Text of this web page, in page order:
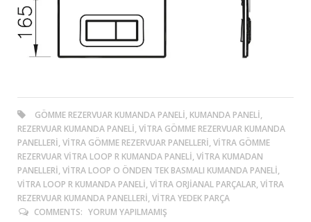
GÖMME REZERVUAR KUMANDA PANELI, KUMANDA PANELI,
REZERVUAR KUMANDA PANELI, VITRA GÖMME REZERVUAR KUMANDA
PANELLERI, VITRA GÖMME REZERVUAR PANELLERI, VITRA GÖMME
REZERVUAR VITRA LOOP R KUMANDA PANELI, VITRA KUMADAN
PANELLERI, VITRA LOOP O ÖNDEN TEK BASMALI KUMANDA PANELI,
VITRA LOOP R KUMANDA PANELI, VITRA ORJIANAL PARÇALAR, VITRA
REZERVUAR KUMANDA PANELLERI, VITRA YEDEK PARÇA
COMMENTS: YORUM YAPILMAMIŞ